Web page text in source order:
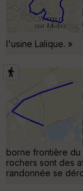
l'usine Lalique. »
borne frontière du
rochers sont des
randonnée se